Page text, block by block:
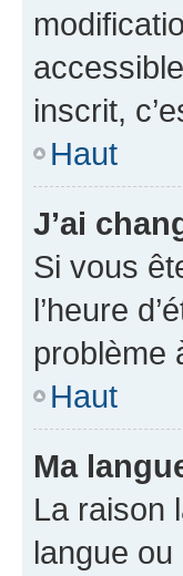
inscrit,
Haut
J’ai
Si vous
l’heure
problème
Haut
Ma
La raison
langue